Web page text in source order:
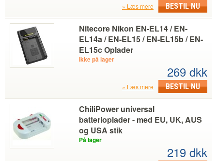
BESTIL NU
Læs mere
Nitecore Nikon EN-EL14 / EN-
EL14a / EN-EL15 / EN-EL15b / EN-
EL15c Oplader
Ikke på lager
269 dkk
BESTIL NU
Læs mere
ChiliPower universal
batterioplader - med EU, UK, AUS
og USA stik
På lager
219 dkk